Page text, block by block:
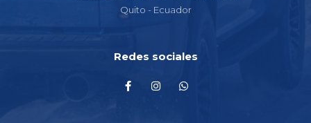
Quito - Ecuador
Redes sociales